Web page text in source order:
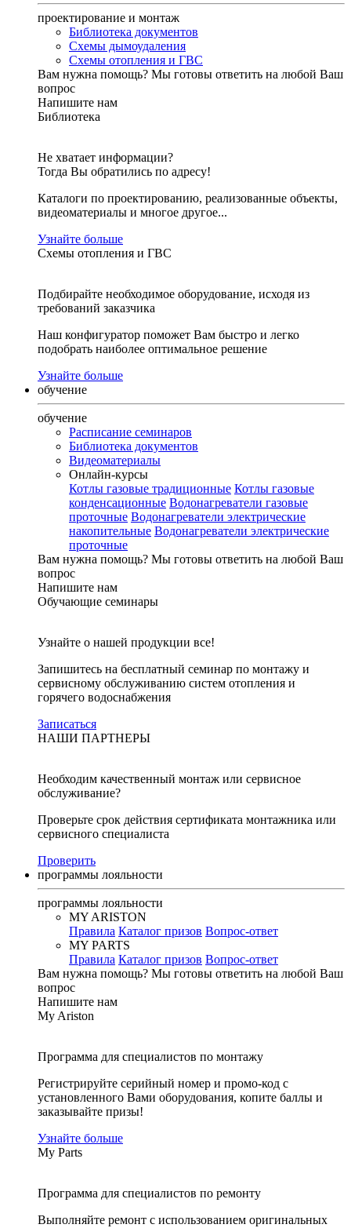
проектирование и монтаж
Библиотека документов
Схемы дымоудаления
Схемы отопления и ГВС
Вам нужна помощь? Мы готовы ответить на любой Ваш
вопрос
Напишите нам
Библиотека
Не хватает информации?
Тогда Вы обратились по адресу!
Каталоги по проектированию, реализованные объекты,
видеоматериалы и многое другое...
Узнайте больше
Схемы отопления и ГВС
Подбирайте необходимое оборудование, исходя из
требований заказчика
Наш конфигуратор поможет Вам быстро и легко
подобрать наиболее оптимальное решение
Узнайте больше
обучение
обучение
Расписание семинаров
Библиотека документов
Видеоматериалы
Онлайн-курсы
Котлы газовые традиционные Котлы газовые
конденсационные Водонагреватели газовые
проточные Водонагреватели электрические
накопительные Водонагреватели электрические
проточные
Вам нужна помощь? Мы готовы ответить на любой Ваш
вопрос
Напишите нам
Обучающие семинары
Узнайте о нашей продукции все!
Запишитесь на бесплатный семинар по монтажу и
сервисному обслуживанию систем отопления и
горячего водоснабжения
Записаться
НАШИ ПАРТНЕРЫ
Необходим качественный монтаж или сервисное
обслуживание?
Проверьте срок действия сертификата монтажника или
сервисного специалиста
Проверить
программы лояльности
программы лояльности
MY ARISTON
Правила Каталог призов Вопрос-ответ
MY PARTS
Правила Каталог призов Вопрос-ответ
Вам нужна помощь? Мы готовы ответить на любой Ваш
вопрос
Напишите нам
My Ariston
Программа для специалистов по монтажу
Регистрируйте серийный номер и промо-код с
установленного Вами оборудования, копите баллы и
заказывайте призы!
Узнайте больше
My Parts
Программа для специалистов по ремонту
Выполняйте ремонт с использованием оригинальных